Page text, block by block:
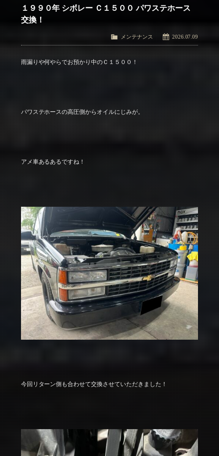
１９９０年 シボレー Ｃ１５００ パワステホース
交換！
2026.07.09
メンテナンス
雨漏りや何やらでお預かり中のＣ１５００！
パワステホースの高圧側からオイルにじみが。
アメ車あるあるですね！
今回リターン側も合わせて交換させていただきました！